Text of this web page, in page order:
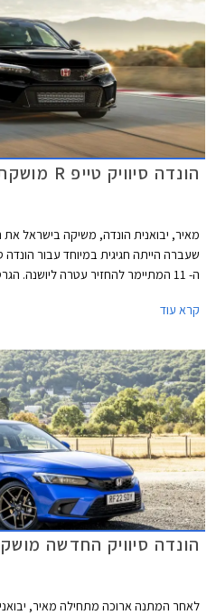
הונדה סיוויק טייפ R מושקת בישראל
ההילוכים הידנית הקלאסית ומערכת הנעה
ביותר מבין המשפחתיות הקומפקטיות
קרא עוד
הונדה סיוויק החדשה
לאחר המתנה ארוכה מתחילה מאיר,